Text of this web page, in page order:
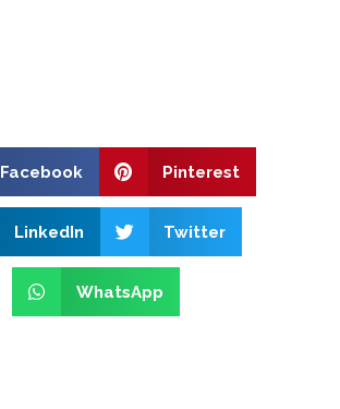
Facebook Pinterest
LinkedIn Twitter
WhatsApp